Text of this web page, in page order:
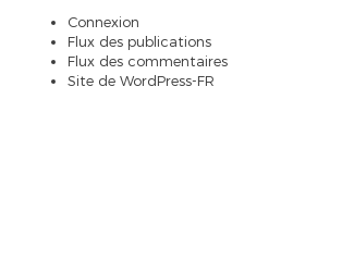
Connexion
Flux des publications
Flux des commentaires
Site de WordPress-FR